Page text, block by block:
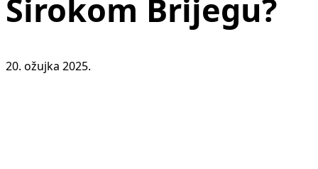
Širokom Brijegu?
20. ožujka 2025.